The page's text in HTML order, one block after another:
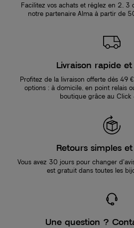
Facilitez vos achats et réglez en 2, 3
notre partenaire Alma à partir de
Livraison rapide
Profitez de la livraison offerte dès 49
options : à domicile, en point relais
boutique grâce au Click
Retours simples
Vous avez 30 jours pour changer
est gratuit dans toutes les
Une question ?